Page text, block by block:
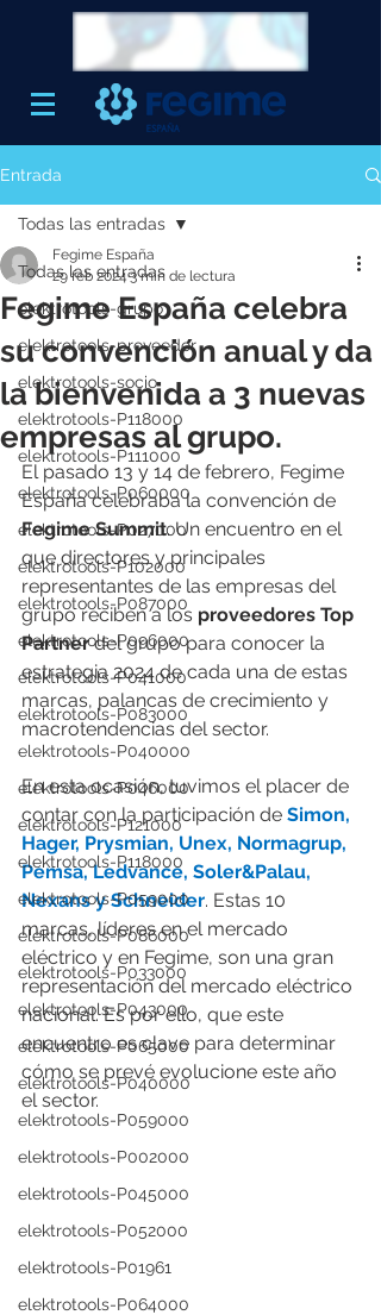
Entrada
Todas las entradas
elektrotools-grupo
elektrotools-proveedor
elektrotools-socio
elektrotools-P118000
elektrotools-P111000
elektrotools-P060000
elektrotools-P027000
elektrotools-P102000
elektrotools-P087000
elektrotools-P096000
elektrotools-P041000
elektrotools-P083000
elektrotools-P040000
elektrotools-P046000
elektrotools-P121000
elektrotools-P118000
elektrotools-P059000
elektrotools-P086000
elektrotools-P033000
elektrotools-P043000
elektrotools-P065000
elektrotools-P040000
elektrotools-P059000
elektrotools-P002000
elektrotools-P045000
elektrotools-P052000
elektrotools-P01961
elektrotools-P064000
Todas las entradas
Fegime España celebra
su convención anual y da
la bienvenida a 3 nuevas
empresas al grupo.
Fegime España
29 feb 2024 3 min de lectura
El pasado 13 y 14 de febrero, Fegime
España celebraba la convención de
Fegime Summit. Un encuentro en el
que directores y principales
representantes de las empresas del
grupo reciben a los proveedores Top
Partner del grupo para conocer la
estrategia 2024 de cada una de estas
marcas, palancas de crecimiento y
macrotendencias del sector.
En esta ocasión, tuvimos el placer de
contar con la participación de Simon,
Hager, Prysmian, Unex, Normagrup,
Pemsa, Ledvance, Soler&Palau,
Nexans y Schneider. Estas 10
marcas, líderes en el mercado
eléctrico y en Fegime, son una gran
representación del mercado eléctrico
nacional. Es por ello, que este
encuentro es clave para determinar
cómo se prevé evolucione este año
el sector.